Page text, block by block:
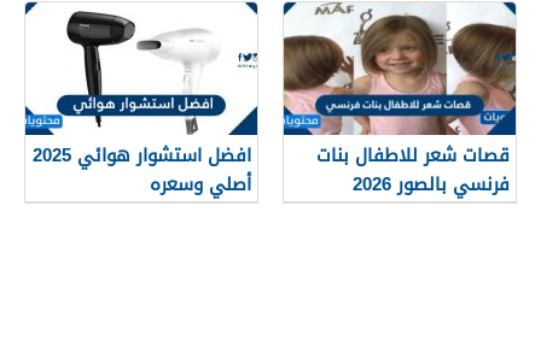
قصات شعر للاطفال بنات
فرنسي بالصور 2026
افضل استشوار هوائي 2025
أصلي وسعره